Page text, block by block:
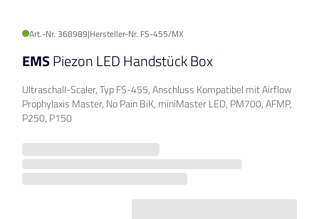
Art.-Nr. 368989|Hersteller-Nr. FS-455/MX
EMSPiezon LED Handstück Box
Ultraschall-Scaler, Typ FS-455, Anschluss Kompatibel mit Airflow
Prophylaxis Master, No Pain BiK, miniMaster LED, PM700, AFMP,
P250, P150